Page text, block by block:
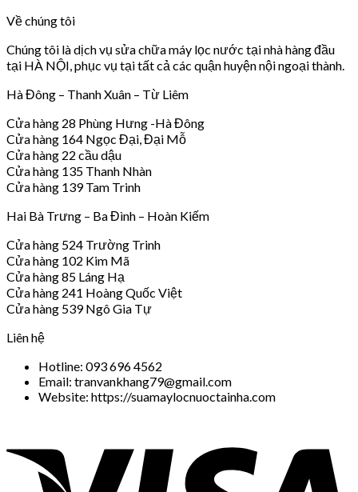
Về chúng tôi
Chúng tôi là dịch vụ sửa chữa máy lọc nước tại nhà hàng đầu
tại HÀ NỘI, phục vụ tại tất cả các quận huyện nội ngoại thành.
Hà Đông – Thanh Xuân – Từ Liêm
Cửa hàng 28 Phùng Hưng -Hà Đông
Cửa hàng 164 Ngọc Đại, Đại Mỗ
Cửa hàng 22 cầu dậu
Cửa hàng 135 Thanh Nhàn
Cửa hàng 139 Tam Trinh
Hai Bà Trưng – Ba Đình – Hoàn Kiếm
Cửa hàng 524 Trường Trinh
Cửa hàng 102 Kim Mã
Cửa hàng 85 Láng Hạ
Cửa hàng 241 Hoàng Quốc Việt
Cửa hàng 539 Ngô Gia Tự
Liên hệ
Hotline: 093 696 4562
Email: tranvankhang79@gmail.com
Website: https://suamaylocnuoctainha.com